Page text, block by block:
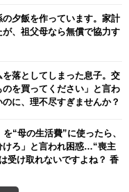
夕飯を作っています。家計
、祖父母なら無償で協力す
落としてしまった息子。交
を買ってください」と言わ
に、理不尽すぎませんか？
“母の生活費”に使ったら、
けろ」と言われ困惑…“喪主
受け取れないですよね？ 香